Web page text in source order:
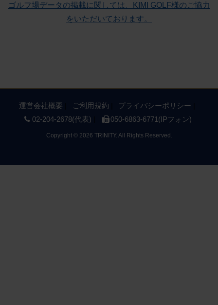
ゴルフ場データの掲載に関しては、KIMI GOLF様のご協力
をいただいております。
運営会社概要 ご利用規約
プライバシーポリシー
02-204-2678(代表)
050-6863-6771(IPフォン)
Copyright ©2026 TRINITY. All Rights Reserved.